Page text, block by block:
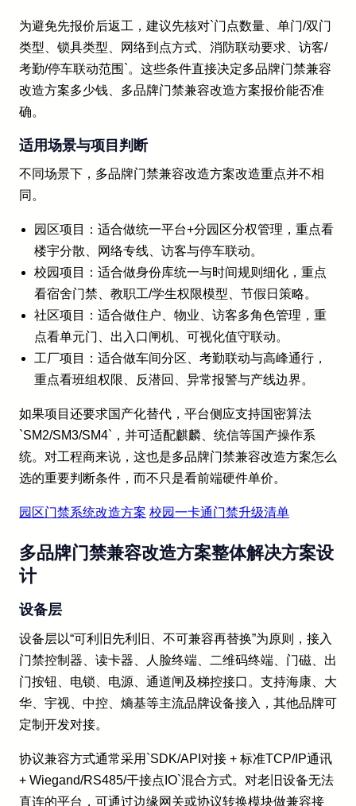
为避免先报价后返工，建议先核对`门点数量、单门/双门
类型、锁具类型、网络到点方式、消防联动要求、访客/
考勤/停车联动范围`。这些条件直接决定多品牌门禁兼容
改造方案多少钱、多品牌门禁兼容改造方案报价能否准
确。
适用场景与项目判断
不同场景下，多品牌门禁兼容改造方案改造重点并不相
同。
园区项目：适合做统一平台+分园区分权管理，重点看
楼宇分散、网络专线、访客与停车联动。
校园项目：适合做身份库统一与时间规则细化，重点
看宿舍门禁、教职工/学生权限模型、节假日策略。
社区项目：适合做住户、物业、访客多角色管理，重
点看单元门、出入口闸机、可视化值守联动。
工厂项目：适合做车间分区、考勤联动与高峰通行，
重点看班组权限、反潜回、异常报警与产线边界。
如果项目还要求国产化替代，平台侧应支持国密算法
`SM2/SM3/SM4`，并可适配麒麟、统信等国产操作系
统。对工程商来说，这也是多品牌门禁兼容改造方案怎么
选的重要判断条件，而不只是看前端硬件单价。
园区门禁系统改造方案 校园一卡通门禁升级清单
多品牌门禁兼容改造方案整体解决方案设
计
设备层
设备层以“可利旧先利旧、不可兼容再替换”为原则，接入
门禁控制器、读卡器、人脸终端、二维码终端、门磁、出
门按钮、电锁、电源、通道闸及梯控接口。支持海康、大
华、宇视、中控、熵基等主流品牌设备接入，其他品牌可
定制开发对接。
协议兼容方式通常采用`SDK/API对接 + 标准TCP/IP通讯
+ Wiegand/RS485/干接点IO`混合方式。对老旧设备无法
直连的平台，可通过边缘网关或协议转换模块做兼容接